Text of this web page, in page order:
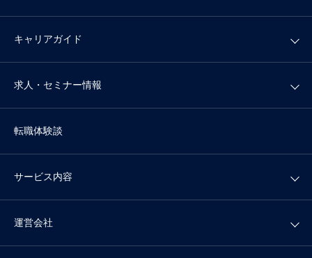
キャリアガイド
求人・セミナー情報
転職体験談
サービス内容
運営会社